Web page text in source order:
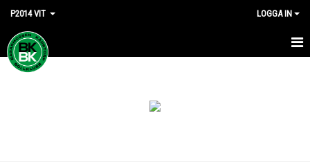
P2014 VIT LOGGA IN
HEM